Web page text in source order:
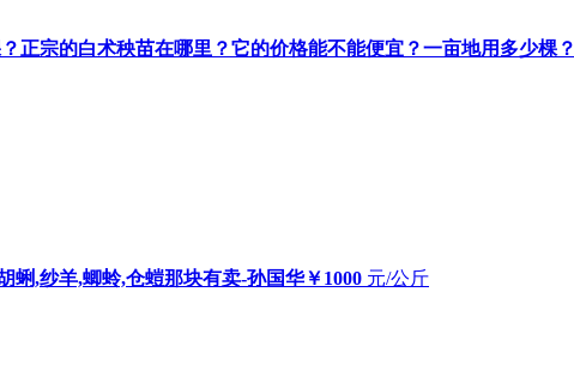
正宗的白术秧苗在哪里？它的价格能不能便宜？一亩地用多少棵？
蜊,纱羊,蝍蛉,仓螘那块有卖-孙国华￥1000 元/公斤